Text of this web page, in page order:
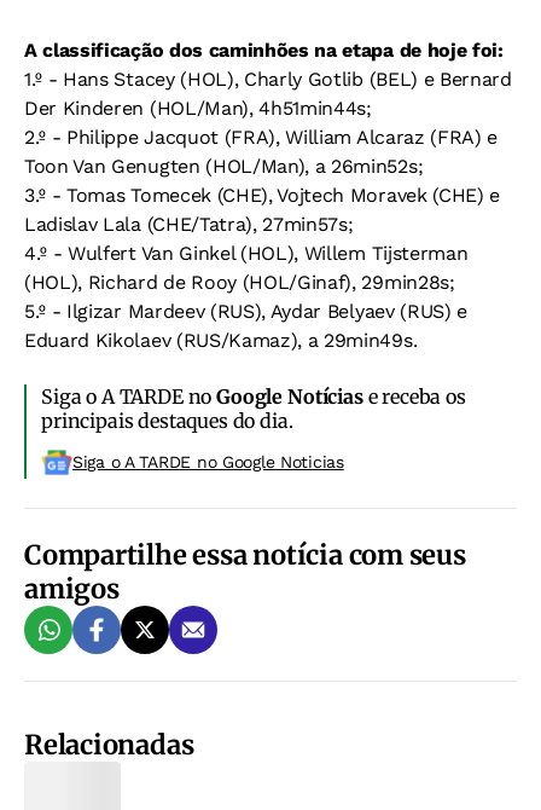
A classificação dos caminhões na etapa de hoje foi:
1.º - Hans Stacey (HOL), Charly Gotlib (BEL) e Bernard
Der Kinderen (HOL/Man), 4h51min44s;
2.º - Philippe Jacquot (FRA), William Alcaraz (FRA) e
Toon Van Genugten (HOL/Man), a 26min52s;
3.º - Tomas Tomecek (CHE), Vojtech Moravek (CHE) e
Ladislav Lala (CHE/Tatra), 27min57s;
4.º - Wulfert Van Ginkel (HOL), Willem Tijsterman
(HOL), Richard de Rooy (HOL/Ginaf), 29min28s;
5.º - Ilgizar Mardeev (RUS), Aydar Belyaev (RUS) e
Eduard Kikolaev (RUS/Kamaz), a 29min49s.
Siga o A TARDE noGoogle Notíciase receba os
principais destaques do dia.
Siga o A TARDE no Google Noticias
Compartilhe essa notícia com seus
amigos
Relacionadas